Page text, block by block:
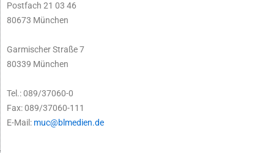
Postfach 21 03 46
80673 München
Garmischer Straße 7
80339 München
Tel.: 089/37060-0
Fax: 089/37060-111
E-Mail: muc@blmedien.de